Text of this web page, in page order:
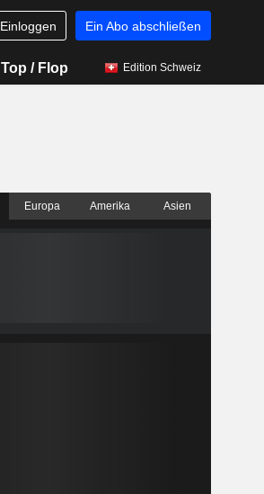
Einloggen Ein Abo abschließen
Top / Flop Edition Schweiz
Europa Amerika Asien